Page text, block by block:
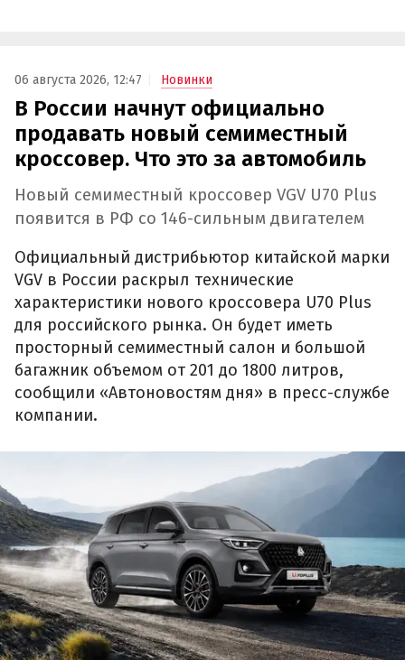
06 августа 2026, 12:47 Новинки
В России начнут официально
продавать новый семиместный
кроссовер. Что это за автомобиль
Новый семиместный кроссовер VGV U70 Plus
появится в РФ со 146-сильным двигателем
Официальный дистрибьютор китайской марки
VGV в России раскрыл технические
характеристики нового кроссовера U70 Plus
для российского рынка. Он будет иметь
просторный семиместный салон и большой
багажник объемом от 201 до 1800 литров,
сообщили «Автоновостям дня» в пресс-службе
компании.